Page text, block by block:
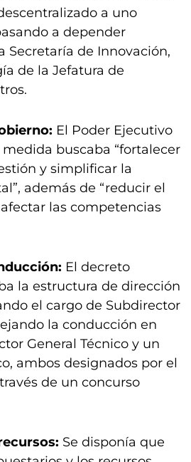
a uno
a depender
Secretaría de Innovación,
de la Jefatura de
El Poder Ejecutivo
buscaba “fortalecer
y simplificar la
además de “reducir el
las competencias
El decreto
la estructura de dirección
el cargo de Subdirector
la conducción en
General Técnico y un
ambos designados por el
de un concurso
Se disponía que